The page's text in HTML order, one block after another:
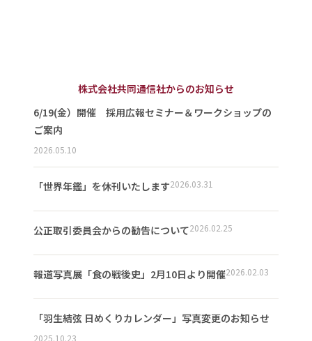
株式会社共同通信社からのお知らせ
6/19(金）開催 採用広報セミナー＆ワークショップの
ご案内
2026.05.10
「世界年鑑」を休刊いたします2026.03.31
公正取引委員会からの勧告について2026.02.25
報道写真展「食の戦後史」2月10日より開催2026.02.03
「羽生結弦 日めくりカレンダー」写真変更のお知らせ
2025.10.23